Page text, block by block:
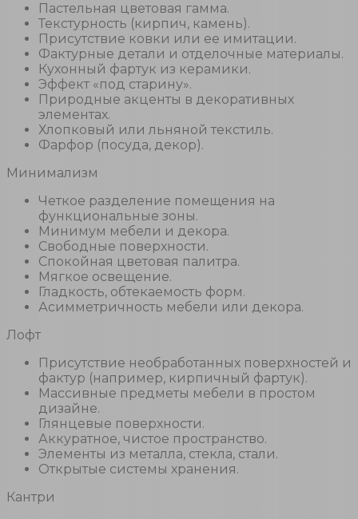
Пастельная цветовая гамма.
Текстурность (кирпич, камень).
Присутствие ковки или ее имитации.
Фактурные детали и отделочные материалы.
Кухонный фартук из керамики.
Эффект «под старину».
Природные акценты в декоративных
элементах.
Хлопковый или льняной текстиль.
Фарфор (посуда, декор).
Минимализм
Четкое разделение помещения на
функциональные зоны.
Минимум мебели и декора.
Свободные поверхности.
Спокойная цветовая палитра.
Мягкое освещение.
Гладкость, обтекаемость форм.
Асимметричность мебели или декора.
Лофт
Присутствие необработанных поверхностей и
фактур (например, кирпичный фартук).
Массивные предметы мебели в простом
дизайне.
Глянцевые поверхности.
Аккуратное, чистое пространство.
Элементы из металла, стекла, стали.
Открытые системы хранения.
Кантри